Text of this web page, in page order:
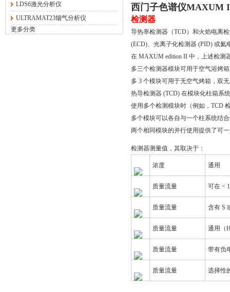
LDS6激光分析仪
ULTRAMAT23烟气分析仪
更多分类
西门子色谱仪MAXUM
检测器
导热率检测器（TCD）和火焰电离
(ECD)、光离子化检测器 (PID) 或
在 MAXUM edition II 中，上述检测
多三个检测器模块可用于空气浴烤
多 3 个模块可用于无空气烤箱，双
热导检测器 (TCD) 在模块化柱箱系
使用多个检测模块时（例如，TCD
多个模块可以各自与一个柱系统结
两个相同模块的并行使用提供了可
检测器测量值，其取决于：
浓度 通用
质量流量 可在 <
质量流量 含有 S
质量流量 通用（
质量流量 带有负
质量流量 选择性